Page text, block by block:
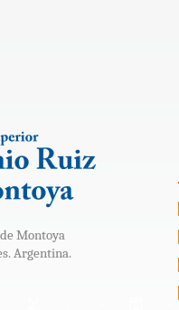
Montoya
Argentina.